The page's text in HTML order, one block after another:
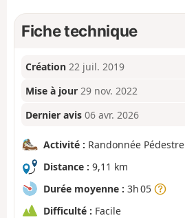
Fiche technique
Création 22 juil. 2019
Mise à jour 29 nov. 2022
Dernier avis 06 avr. 2026
Activité : Randonnée Pédestre
Distance : 9,11 km
Durée moyenne : 3h 05
Difficulté : Facile